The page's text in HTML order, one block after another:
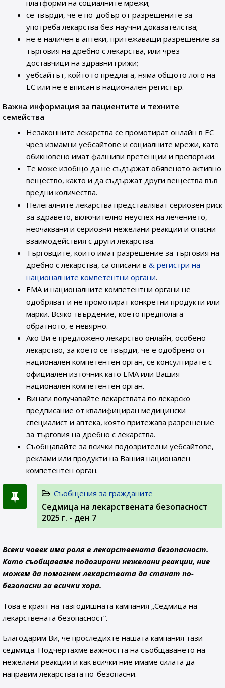
платформи на социалните мрежи;
се твърди, че е по-добър от разрешените за
употреба лекарства без научни доказателства;
не е наличен в аптеки, притежаващи разрешение за
търговия на дребно с лекарства, или чрез
доставчици на здравни грижи;
уебсайтът, който го предлага, няма общото лого на
ЕС или не е вписан в национален регистър.
Важна информация за пациентите и техните
семейства
Незаконните лекарства се промотират онлайн в ЕС
чрез измамни уебсайтове и социалните мрежи, като
обикновено имат фалшиви претенции и препоръки.
Те може изобщо да не съдържат обявеното активно
вещество, както и да съдържат други вещества във
вредни количества.
Нелегалните лекарства представляват сериозен риск
за здравето, включително неуспех на лечението,
неочаквани и сериозни нежелани реакции и опасни
взаимодействия с други лекарства.
Търговците, които имат разрешение за търговия на
дребно с лекарства, са описани в
регистри на
националните компетентни органи.
ЕМА и националните компетентни органи не
одобряват и не промотират конкретни продукти или
марки. Всяко твърдение, което предполага
обратното, е невярно.
Ако Ви е предложено лекарство онлайн, особено
лекарство, за което се твърди, че е одобрено от
национален компетентен орган, се консултирате с
официален източник като ЕМА или Вашия
национален компетентен орган.
Винаги получавайте лекарствата по лекарско
предписание от квалифициран медицински
специалист и аптека, която притежава разрешение
за търговия на дребно с лекарства.
Съобщавайте за всички подозрителни уебсайтове,
реклами или продукти на Вашия национален
компетентен орган.
Съобщения за гражданите
Седмица на лекарствената безопасност
2025 г. - ден 7
Всеки човек има роля в лекарствената безопасност.
Като съобщаваме подозирани нежелани реакции, ние
можем да помогнем лекарствата да станат по-
безопасни за всички хора.
Това е краят на тазгодишната кампания „Седмица на
лекарствената безопасност“.
Благодарим Ви, че проследихте нашата кампания тази
седмица. Подчертахме важността на съобщаването на
нежелани реакции и как всички ние имаме силата да
направим лекарствата по-безопасни.